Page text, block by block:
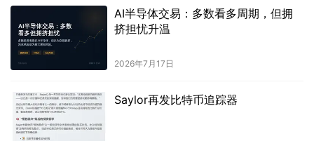
AI半导体交易：多数看多周期，但拥
挤担忧升温
2026年7月17日
Saylor再发比特币追踪器